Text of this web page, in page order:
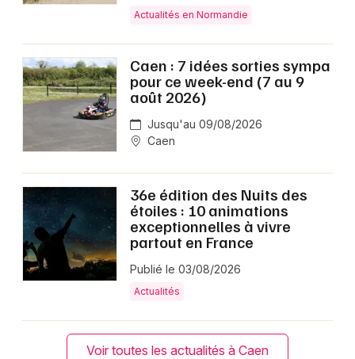
Actualités en Normandie
Caen : 7 idées sorties sympa
pour ce week-end (7 au 9
août 2026)
Jusqu'au 09/08/2026
Caen
36e édition des Nuits des
étoiles : 10 animations
exceptionnelles à vivre
partout en France
Publié le 03/08/2026
Actualités
Voir toutes les actualités à Caen